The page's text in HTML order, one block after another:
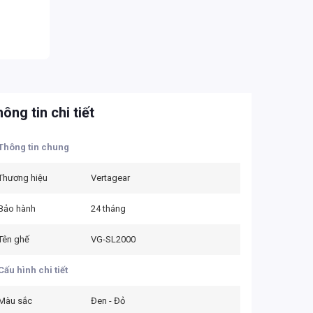
tin chi tiết
tin chung
hiệu Vertagear
hành 24 tháng
ghế VG-SL2000
hình chi tiết
sắc Đen - Đỏ